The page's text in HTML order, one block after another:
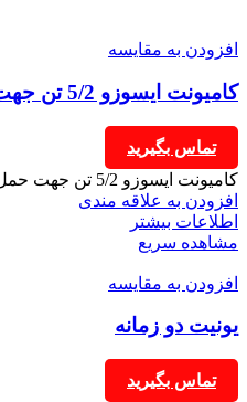
افزودن به مقایسه
کامیونت ایسوزو 5/2 تن جهت حمل و پخش بستنی
تماس بگیرید
کامیونت ایسوزو 5/2 تن جهت حمل و پخش بستنی
افزودن به علاقه مندی
اطلاعات بیشتر
مشاهده سریع
افزودن به مقایسه
یونیت دو زمانه
تماس بگیرید